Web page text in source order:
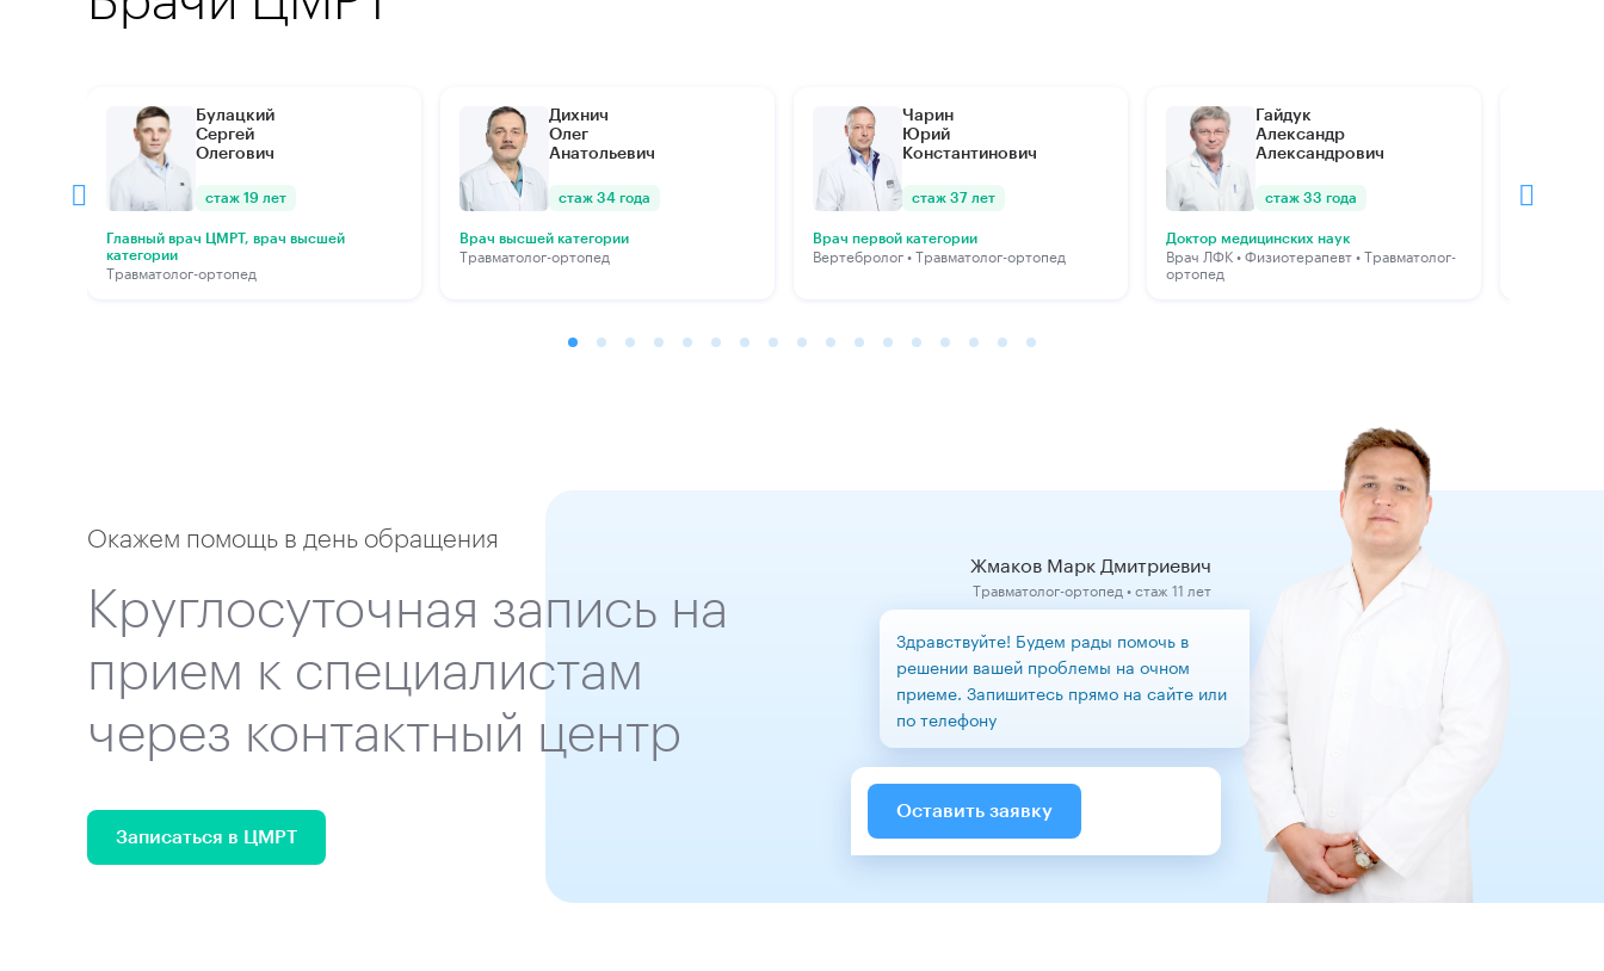
Булацкий
Сергей
Олегович
стаж 19 лет
Главный врач ЦМРТ, врач высшей
категории
Травматолог-ортопед
Дихнич
Олег
Анатольевич
стаж 34 года
Врач высшей категории
Травматолог-ортопед
Чарин
Юрий
Константинович
стаж 37 лет
Врач первой категории
Вертебролог • Травматолог-ортопед
Гайдук
Александр
Александрович
стаж 33 года
Доктор медицинских наук
Врач ЛФК • Физиотерапевт • Травматолог-
ортопед
Окажем помощь в день обращения
Круглосуточная запись на
прием к специалистам
через контактный центр
Записаться в ЦМРТ
Жмаков Марк Дмитриевич
Травматолог-ортопед • стаж 11 лет
Здравствуйте! Будем рады помочь в
решении вашей проблемы на очном
приеме. Запишитесь прямо на сайте или
по телефону
Оставить заявку